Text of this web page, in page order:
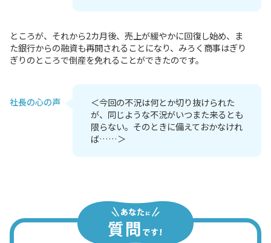
ところが、それから2カ月後、売上が緩やかに回復し始め、ま
た銀行からの融資も再開されることになり、みろく商事はぎり
ぎりのところで倒産を免れることができたのです。
社長の心の声
＜今回の不況は何とか切り抜けられた
が、同じような不況がいつまた来るとも
限らない。そのときに備えておかなけれ
ば……＞